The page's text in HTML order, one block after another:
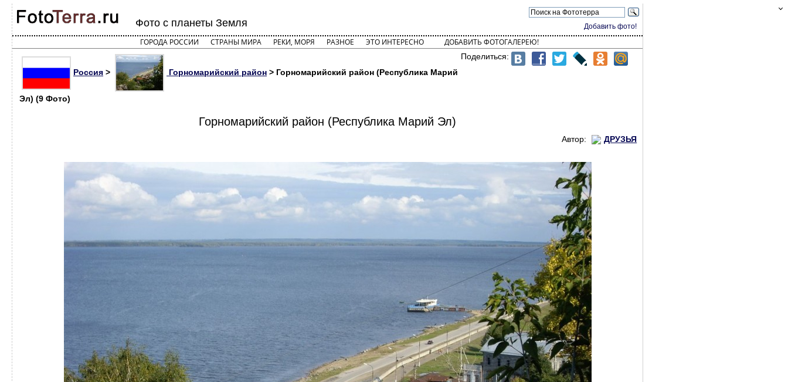
Добавить фото!
Фото с планеты Земля
ГОРОДА РОССИИ СТРАНЫ МИРА РЕКИ, МОРЯ РАЗНОЕ ЭТО ИНТЕРЕСНО ДОБАВИТЬ ФОТОГАЛЕРЕЮ!
Поделиться:
Россия > Горномарийский район > Горномарийский район (Республика Марий
Эл) (9 Фото)
Горномарийский район (Республика Марий Эл)
Автор: ДРУЗЬЯ